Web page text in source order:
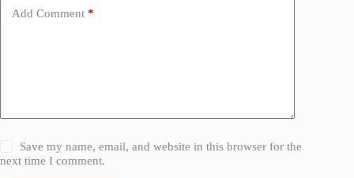
Add Comment *
Save my name, email, and website in this browser for the
next time I comment.